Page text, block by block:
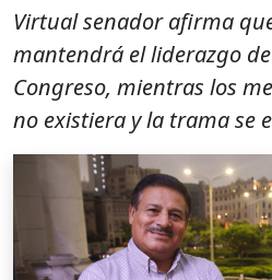
Virtual senador afirma
mantendrá el liderazgo
Congreso, mientras los
no existiera y la trama se